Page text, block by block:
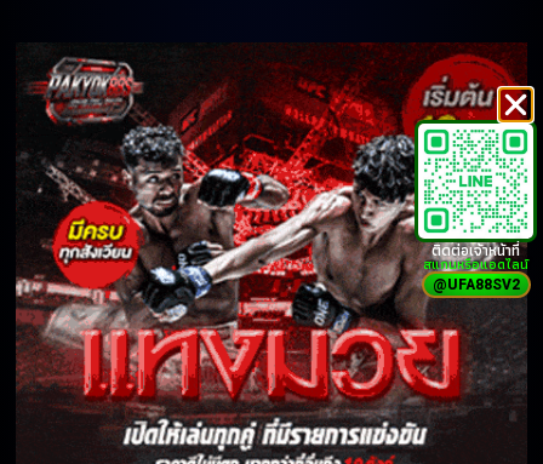
ติดต่อเจ้าหน้าที่
สแกนหรือแอดไลน์
@UFA88SV2